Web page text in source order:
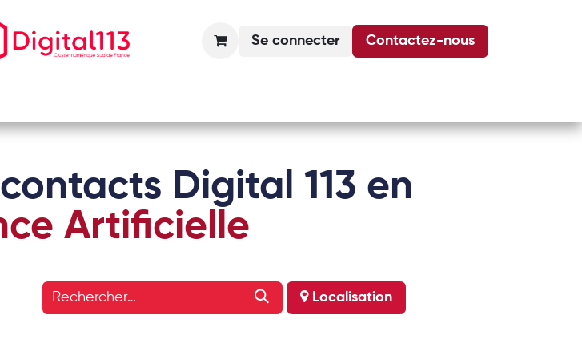
Se connecter Contactez-nous
Digital 113 en
Artificielle
Localisation